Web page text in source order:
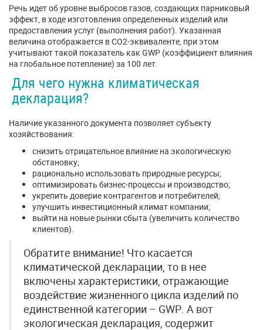
Речь идет об уровне выбросов газов, создающих парниковый
эффект, в ходе изготовления определенных изделий или
предоставления услуг (выполнения работ). Указанная
величина отображается в CO2-эквиваленте, при этом
учитывают такой показатель как GWP (коэффициент влияния
на глобальное потепление) за 100 лет.
Для чего нужна климатическая
декларация?
Наличие указанного документа позволяет субъекту
хозяйствования:
снизить отрицательное влияние на экологическую
обстановку;
рационально использовать природные ресурсы;
оптимизировать бизнес-процессы и производство;
укрепить доверие контрагентов и потребителей;
улучшить инвестиционный климат компании;
выйти на новые рынки сбыта (увеличить количество
клиентов).
Обратите внимание! Что касается
климатической декларации, то в нее
включены характеристики, отражающие
воздействие жизненного цикла изделий по
единственной категории – GWP. А вот
экологическая декларация, содержит